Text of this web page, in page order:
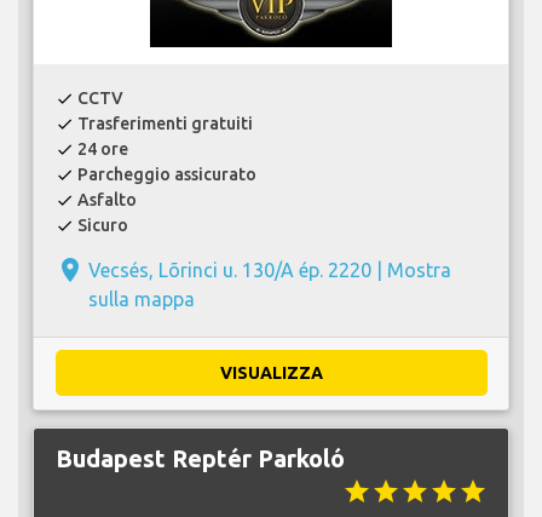
check CCTV
check Trasferimenti gratuiti
check 24 ore
check Parcheggio assicurato
check Asfalto
check Sicuro
place Vecsés, Lõrinci u. 130/A ép. 2220 | Mostra
sulla mappa
VISUALIZZA
Budapest Reptér Parkoló
starstarstarstarstar